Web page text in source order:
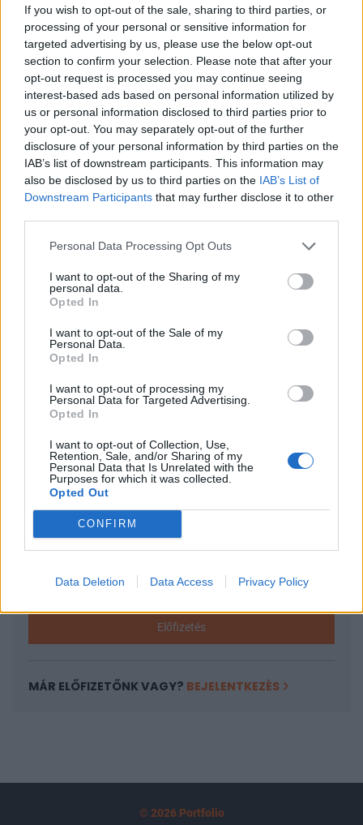
If you wish to opt-out of the sale, sharing to third parties, or
processing of your personal or sensitive information for
targeted advertising by us, please use the below opt-out
section to confirm your selection. Please note that after your
opt-out request is processed you may continue seeing
interest-based ads based on personal information utilized by
us or personal information disclosed to third parties prior to
your opt-out. You may separately opt-out of the further
disclosure of your personal information by third parties on the
IAB’s list of downstream participants. This information may
also be disclosed by us to third parties on the IAB’s List of
Downstream Participants that may further disclose it to other
Personal Data Processing Opt Outs
I want to opt-out of the Sharing of my
personal data.
Opted In
I want to opt-out of the Sale of my
Personal Data.
Opted In
I want to opt-out of processing my
Personal Data for Targeted Advertising.
Opted In
I want to opt-out of Collection, Use,
Retention, Sale, and/or Sharing of my
Personal Data that Is Unrelated with the
Purposes for which it was collected.
Opted Out
CONFIRM
Data Deletion Data Access Privacy Policy
tőzsdén
Portfolio
2025. május 27. 17:15
Stagnált ma a BUX index, de ettől függetlenül
voltak izgalmat ma a magyar piacon. A tegnapi
esést követően felpattant az Alteo, és kilőtt a
Waberer's is, miután a Concorde jócskán
megemelte a vállalat részvényeire vonatkozó
célárát.
Portfolio Investment Day 2026Október 21-én jön a Portfolio
Investment Day 2026, ahol a piac vezető szakértőivel
keressük a választ a befektetőket leginkább foglalkoztató
következő évek nyertesei, mire számíthatunk a részvény-,
kötvény-, nyersanyag- és kriptopiacokon, és hogyan
KEDVES OLVASÓNK!
A keresett cikk a portfolio.hu hírarchívumához
tartozik, melynek olvasása előfizetéses
regisztrációhoz kötött.
Az előfizetés a következőket tartalmazza:
kötéslistái
Előfizetés
MÁR ELŐFIZETŐNK VAGY? BEJELENTKEZÉS
© 2026 Portfolio